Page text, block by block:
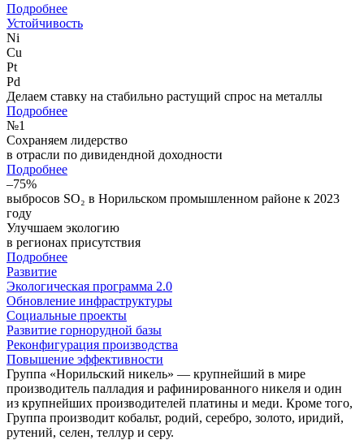
Подробнее
Устойчивость
Ni
Cu
Pt
Pd
Делаем ставку на стабильно растущий спрос на металлы
Подробнее
№1
Сохраняем лидерство
в отрасли по дивидендной доходности
Подробнее
–75%
выбросов SO₂ в Норильском промышленном районе к 2023
году
Улучшаем экологию
в регионах присутствия
Подробнее
Развитие
Экологическая программа 2.0
Обновление инфраструктуры
Социальные проекты
Развитие горнорудной базы
Реконфигурация производства
Повышение эффективности
Группа «Норильский никель» — крупнейший в мире
производитель палладия и рафинированного никеля и один
из крупнейших производителей платины и меди. Кроме того,
Группа производит кобальт, родий, серебро, золото, иридий,
рутений, селен, теллур и серу.